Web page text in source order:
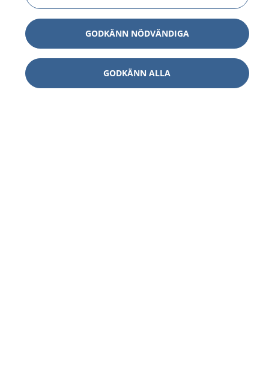
GODKÄNN NÖDVÄNDIGA
GODKÄNN ALLA